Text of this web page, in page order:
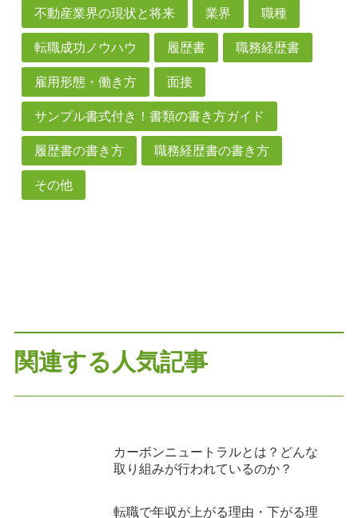
不動産業界の現状と将来 業界 職種
転職成功ノウハウ 履歴書 職務経歴書
雇用形態・働き方 面接
サンプル書式付き！書類の書き方ガイド
履歴書の書き方 職務経歴書の書き方
その他
関連する人気記事
カーボンニュートラルとは？どんな
取り組みが行われているのか？
転職で年収が上がる理由・下がる理